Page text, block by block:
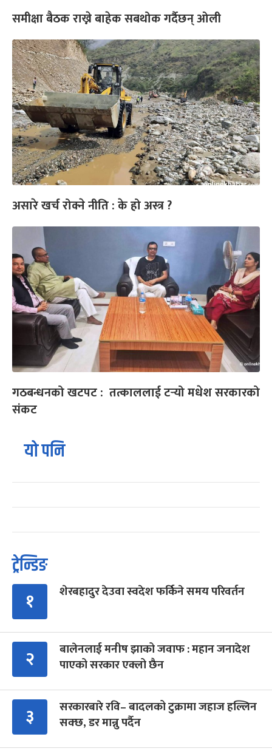
समीक्षा बैठक राख्ने बाहेक सबथोक गर्दैछन् ओली
असारे खर्च रोक्ने नीति : के हो अस्त्र ?
गठबन्धनको खटपट : तत्काललाई टर्‍यो मधेश सरकारको
संकट
यो पनि
ट्रेन्डिङ
१ शेरबहादुर देउवा स्वदेश फर्किने समय परिवर्तन
२
बालेनलाई मनीष झाको जवाफ : महान जनादेश
पाएको सरकार एक्लो छैन
३
सरकारबारे रवि– बादलको टुक्रामा जहाज हल्लिन
सक्छ, डर मान्नु पर्दैन